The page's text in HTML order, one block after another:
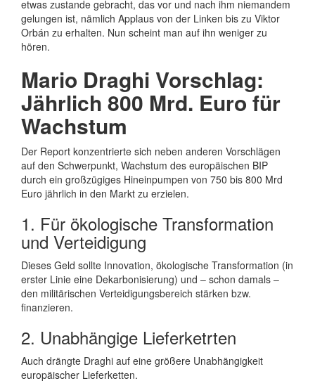
etwas zustande gebracht, das vor und nach ihm niemandem
gelungen ist, nämlich Applaus von der Linken bis zu Viktor
Orbán zu erhalten. Nun scheint man auf ihn weniger zu
hören.
Mario Draghi Vorschlag:
Jährlich 800 Mrd. Euro für
Wachstum
Der Report konzentrierte sich neben anderen Vorschlägen
auf den Schwerpunkt, Wachstum des europäischen BIP
durch ein großzügiges Hineinpumpen von 750 bis 800 Mrd
Euro jährlich in den Markt zu erzielen.
1. Für ökologische Transformation
und Verteidigung
Dieses Geld sollte Innovation, ökologische Transformation (in
erster Linie eine Dekarbonisierung) und – schon damals –
den militärischen Verteidigungsbereich stärken bzw.
finanzieren.
2. Unabhängige Lieferketrten
Auch drängte Draghi auf eine größere Unabhängigkeit
europäischer Lieferketten.